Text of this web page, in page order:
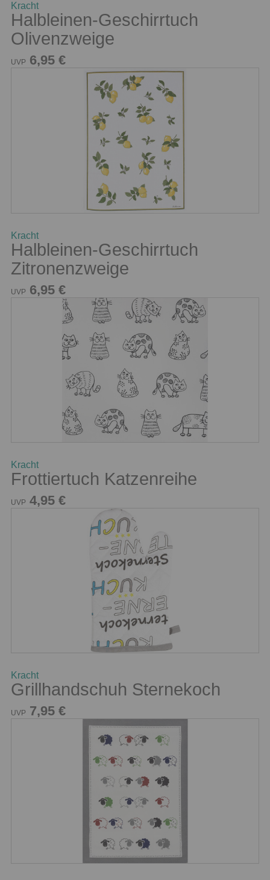
Kracht
Halbleinen-Geschirrtuch
Olivenzweige
UVP 6,95 €
Kracht
Halbleinen-Geschirrtuch
Zitronenzweige
UVP 6,95 €
Kracht
Frottiertuch Katzenreihe
UVP 4,95 €
Kracht
Grillhandschuh Sternekoch
UVP 7,95 €